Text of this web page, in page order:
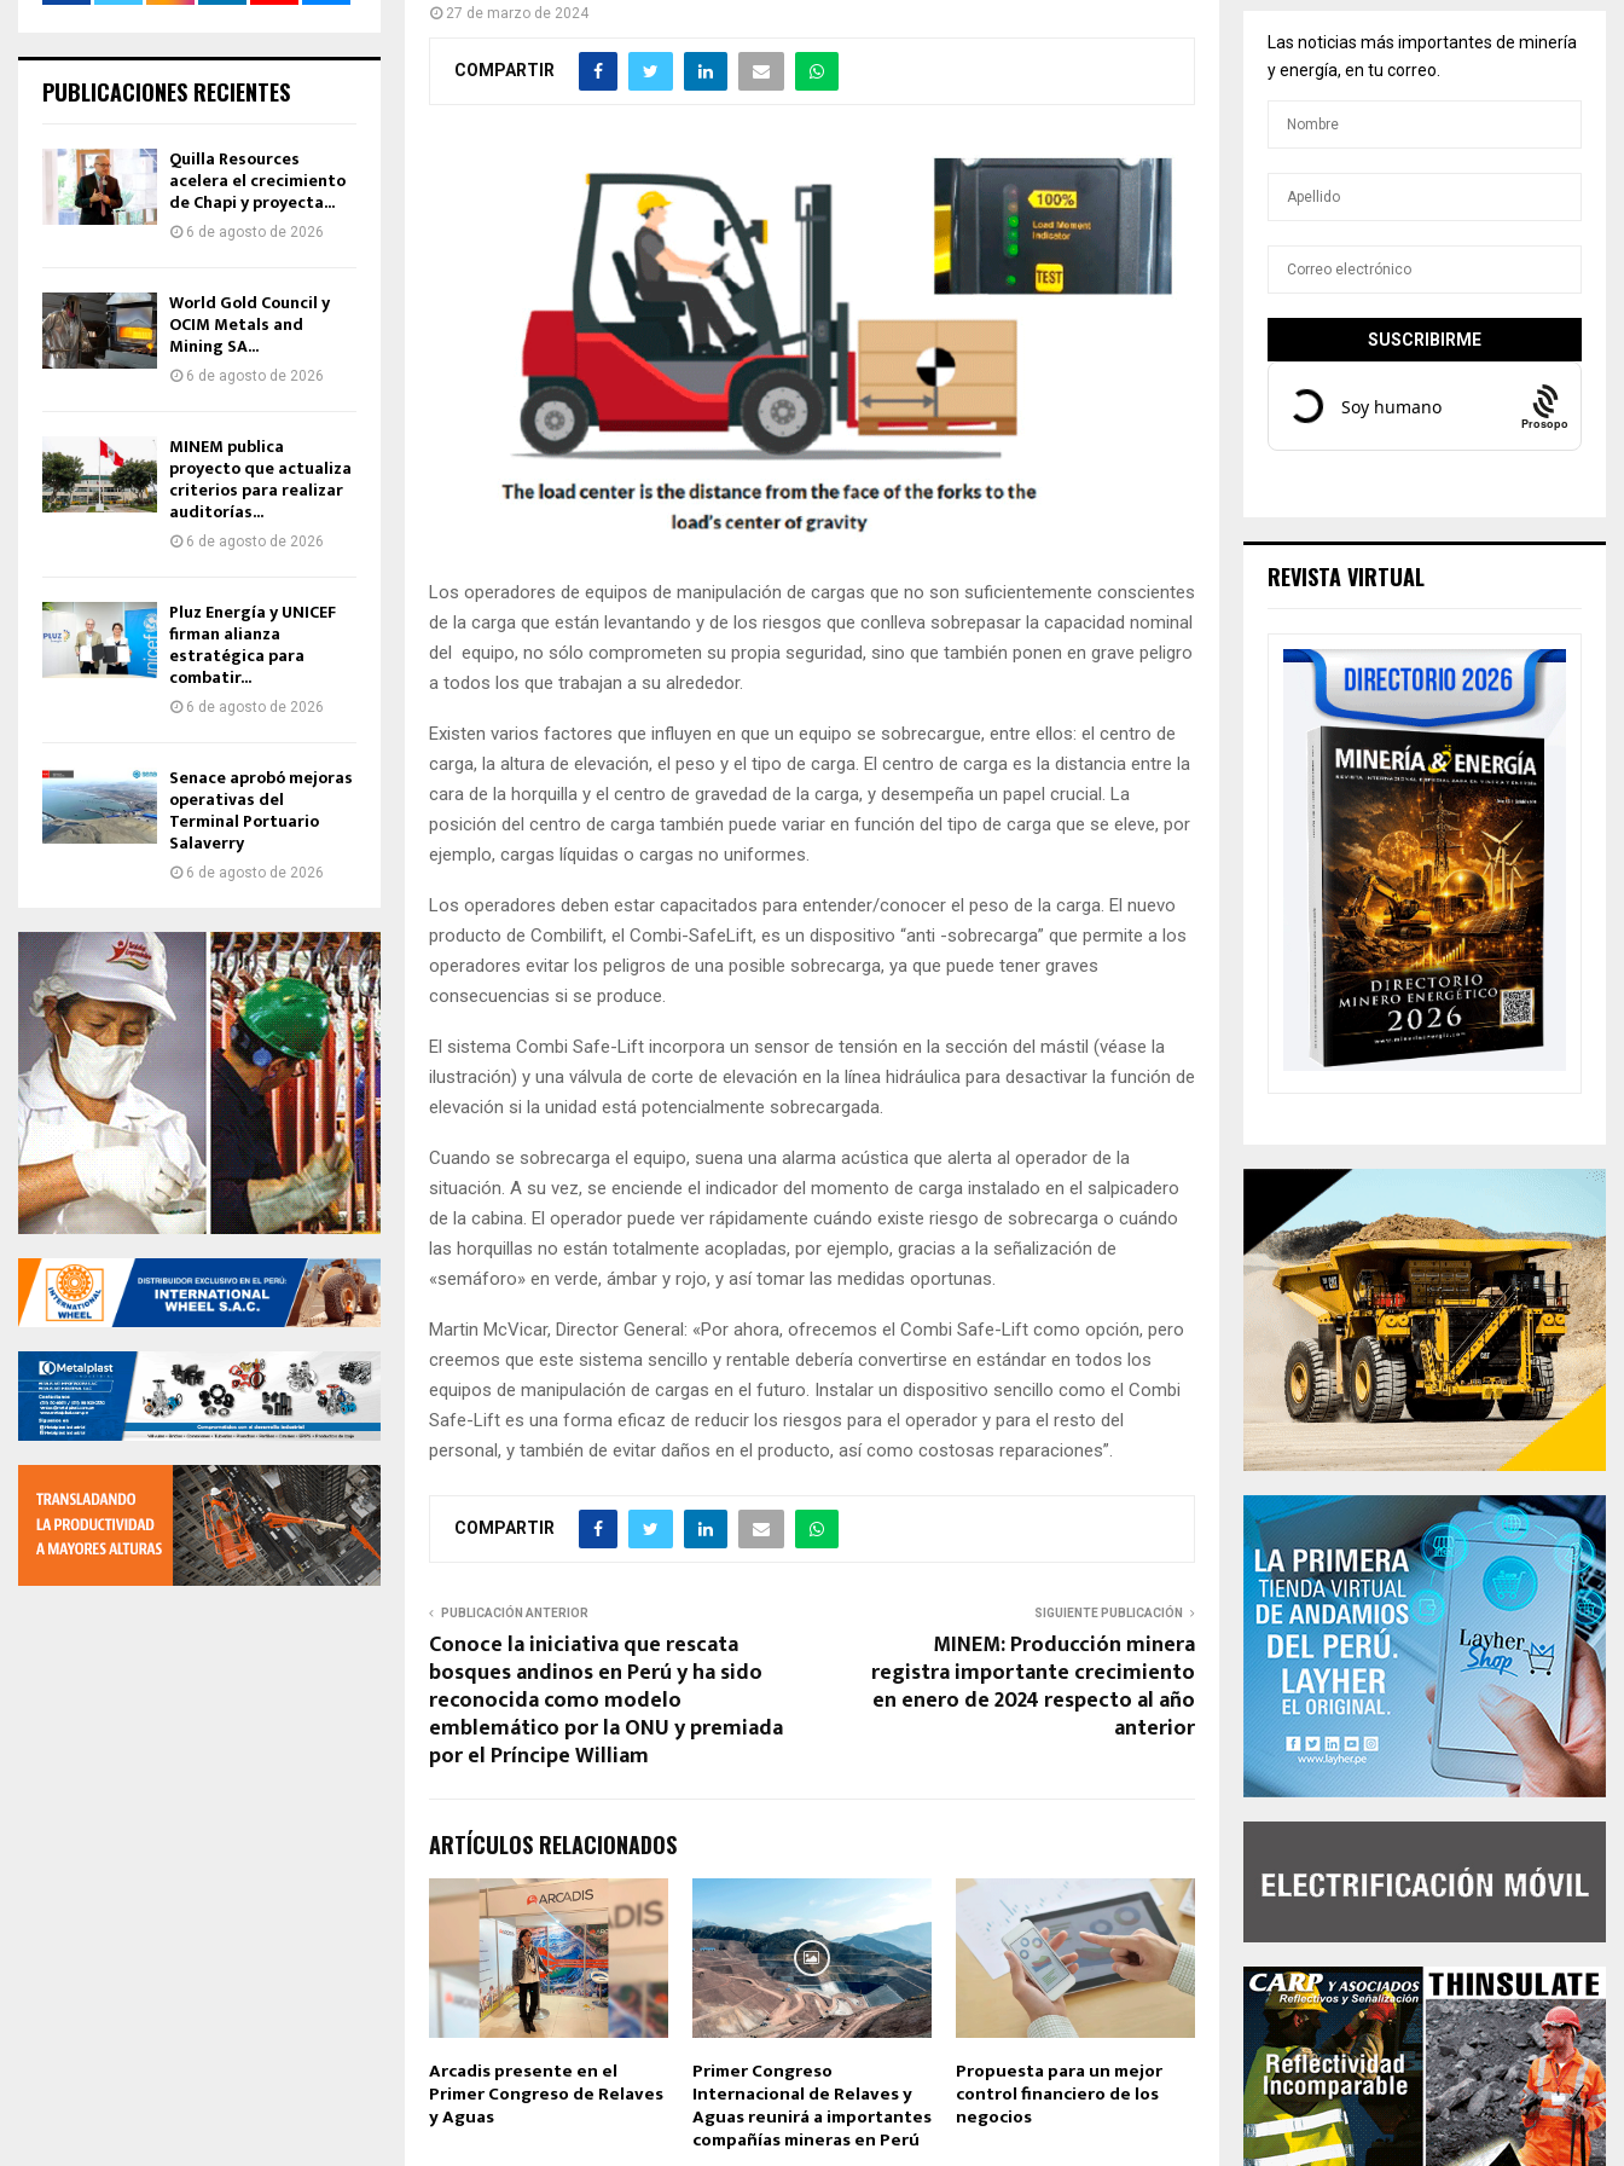
27 de marzo de 2024
COMPARTIR
Los operadores de equipos de manipulación de cargas que no son suficientemente conscientes
de la carga que están levantando y de los riesgos que conlleva sobrepasar la capacidad nominal
del equipo, no sólo comprometen su propia seguridad, sino que también ponen en grave peligro
a todos los que trabajan a su alrededor.
Existen varios factores que influyen en que un equipo se sobrecargue, entre ellos: el centro de
carga, la altura de elevación, el peso y el tipo de carga. El centro de carga es la distancia entre la
cara de la horquilla y el centro de gravedad de la carga, y desempeña un papel crucial. La
posición del centro de carga también puede variar en función del tipo de carga que se eleve, por
ejemplo, cargas líquidas o cargas no uniformes.
Los operadores deben estar capacitados para entender/conocer el peso de la carga. El nuevo
producto de Combilift, el Combi-SafeLift, es un dispositivo “anti -sobrecarga” que permite a los
operadores evitar los peligros de una posible sobrecarga, ya que puede tener graves
consecuencias si se produce.
El sistema Combi Safe-Lift incorpora un sensor de tensión en la sección del mástil (véase la
ilustración) y una válvula de corte de elevación en la línea hidráulica para desactivar la función de
elevación si la unidad está potencialmente sobrecargada.
Cuando se sobrecarga el equipo, suena una alarma acústica que alerta al operador de la
situación. A su vez, se enciende el indicador del momento de carga instalado en el salpicadero
de la cabina. El operador puede ver rápidamente cuándo existe riesgo de sobrecarga o cuándo
las horquillas no están totalmente acopladas, por ejemplo, gracias a la señalización de
«semáforo» en verde, ámbar y rojo, y así tomar las medidas oportunas.
Martin McVicar, Director General: «Por ahora, ofrecemos el Combi Safe-Lift como opción, pero
creemos que este sistema sencillo y rentable debería convertirse en estándar en todos los
equipos de manipulación de cargas en el futuro. Instalar un dispositivo sencillo como el Combi
Safe-Lift es una forma eficaz de reducir los riesgos para el operador y para el resto del
personal, y también de evitar daños en el producto, así como costosas reparaciones”.
COMPARTIR
PUBLICACIÓN ANTERIOR
Conoce la iniciativa que rescata
bosques andinos en Perú y ha sido
reconocida como modelo
emblemático por la ONU y premiada
por el Príncipe William
SIGUIENTE PUBLICACIÓN
MINEM: Producción minera
registra importante crecimiento
en enero de 2024 respecto al año
anterior
ARTÍCULOS RELACIONADOS
Arcadis presente en el
Primer Congreso de Relaves
y Aguas
Primer Congreso
Internacional de Relaves y
Aguas reunirá a importantes
compañías mineras en Perú
Propuesta para un mejor
control financiero de los
negocios
PUBLICACIONES RECIENTES
Quilla Resources
acelera el crecimiento
de Chapi y proyecta...
6 de agosto de 2026
World Gold Council y
OCIM Metals and
Mining SA...
6 de agosto de 2026
MINEM publica
proyecto que actualiza
criterios para realizar
auditorías...
6 de agosto de 2026
Pluz Energía y UNICEF
firman alianza
estratégica para
combatir...
6 de agosto de 2026
Senace aprobó mejoras
operativas del
Terminal Portuario
Salaverry
6 de agosto de 2026
Las noticias más importantes de minería
y energía, en tu correo.
Prosopo
REVISTA VIRTUAL